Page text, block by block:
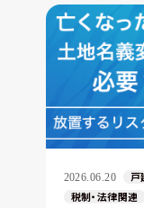
2026.06.20 戸
税制・法律関連